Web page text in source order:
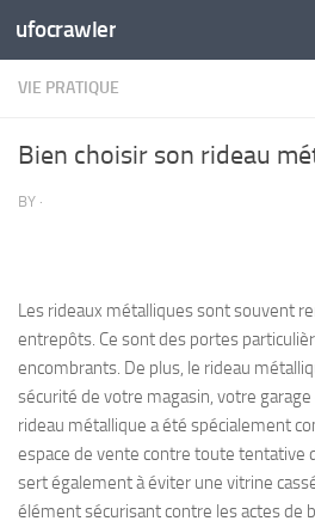
Skip to content
ufocrawler
VIE PRATIQUE
Bien choisir son rideau
BY ·
Les rideaux métalliques sont souvent
entrepôts. Ce sont des portes
encombrants. De plus, le rideau
sécurité de votre magasin, votre
rideau métallique a été spécialement
espace de vente contre toute tentative
sert également à éviter une vitrine
élément sécurisant contre les actes de